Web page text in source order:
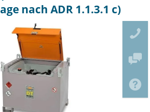
nach ADR 1.1.3.1 c)